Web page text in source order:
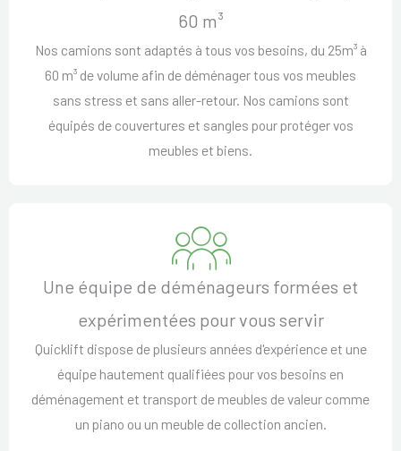
60 m³
Nos camions sont adaptés à tous vos besoins, du 25m³ à
60 m³ de volume afin de déménager tous vos meubles
sans stress et sans aller-retour. Nos camions sont
équipés de couvertures et sangles pour protéger vos
meubles et biens.
Une équipe de déménageurs formées et
expérimentées pour vous servir
Quicklift dispose de plusieurs années d'expérience et une
équipe hautement qualifiées pour vos besoins en
déménagement et transport de meubles de valeur comme
un piano ou un meuble de collection ancien.